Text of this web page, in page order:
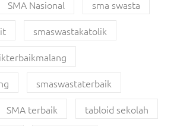
SMA Nasional
sma swasta
smaswastakatolik
smaswastaterbaik
SMA terbaik
tabloid sekolah